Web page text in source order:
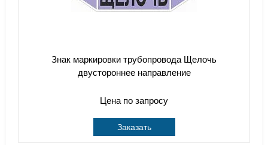
Знак маркировки трубопровода Щелочь
двустороннее направление
Цена по запросу
Заказать